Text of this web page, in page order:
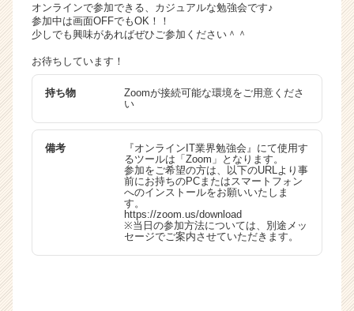
オンラインで参加できる、カジュアルな勉強会です♪
参加中は画面OFFでもOK！！
少しでも興味があればぜひご参加ください＾＾
お待ちしています！
持ち物
Zoomが接続可能な環境をご用意くださ
い
備考
『オンラインIT業界勉強会』にて使用す
るツールは「Zoom」となります。
参加をご希望の方は、以下のURLより事
前にお持ちのPCまたはスマートフォン
へのインストールをお願いいたしま
す。
https://zoom.us/download
※当日の参加方法については、別途メッ
セージでご案内させていただきます。